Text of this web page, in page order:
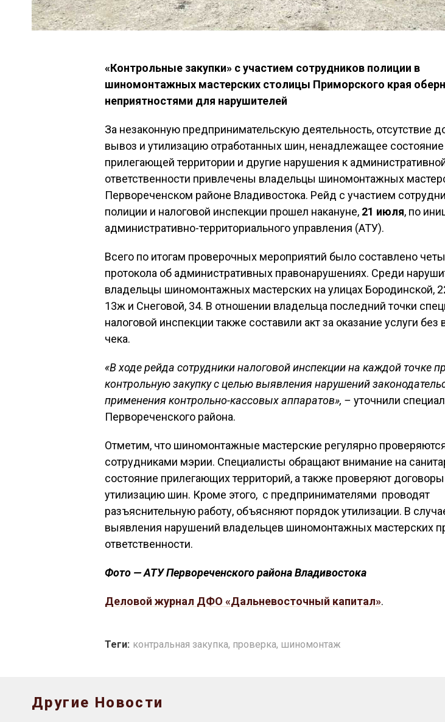
«Контрольные закупки» с участием сотрудников полиции в
шиномонтажных мастерских столицы Приморского края
неприятностями для нарушителей
За незаконную предпринимательскую деятельность, отсутствие
вывоз и утилизацию отработанных шин, ненадлежащее состояние
прилегающей территории и другие нарушения к
ответственности привлечены владельцы шиномонтажных
Первореченском районе Владивостока. Рейд с участием
полиции и налоговой инспекции прошел накануне, 21 июля, по
административно-территориального управления (АТУ).
Всего по итогам проверочных мероприятий было составлено
протокола об административных правонарушениях. Среди
владельцы шиномонтажных мастерских на улицах Бородинской,
13ж и Снеговой, 34. В отношении владельца последний точки
налоговой инспекции также составили акт за оказание услуги без
чека.
«В ходе рейда сотрудники налоговой инспекции на каждой точке
контрольную закупку с целью выявления нарушений
применения контрольно-кассовых аппаратов», – уточнили
Первореченского района.
Отметим, что шиномонтажные мастерские регулярно
сотрудниками мэрии. Специалисты обращают внимание на
состояние прилегающих территорий, а также проверяют
утилизацию шин. Кроме этого, с предпринимателями проводят
разъяснительную работу, объясняют порядок утилизации. В
выявления нарушений владельцев шиномонтажных мастерских
ответственности.
Фото — АТУ Первореченского района Владивостока
Деловой журнал ДФО «Дальневосточный капитал».
Теги: контральная закупка, проверка, шиномонтаж
Другие Новости